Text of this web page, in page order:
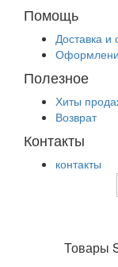
Помощь
Доставка и
Полезное
Хиты
Возврат
Контакты
контакты
Товары